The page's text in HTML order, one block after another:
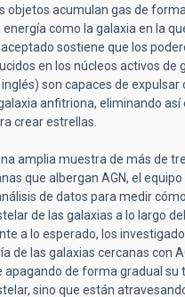
objetos acumulan gas de
como la galaxia en la
sostiene que los
en los núcleos activos de
son capaces de expulsar
anfitriona, eliminando así
crear estrellas.
amplia muestra de más de
que albergan AGN, el
de datos para medir
de las galaxias a lo largo
a lo esperado, los
de las galaxias cercanas con
de forma gradual su
sino que están